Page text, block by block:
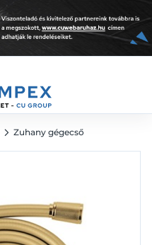
Zuhany gégecső